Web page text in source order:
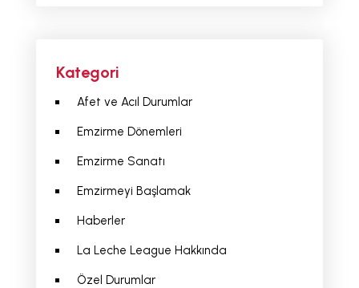
Kategori
Afet ve Acıl Durumlar
Emzirme Dönemleri
Emzirme Sanatı
Emzirmeyi Başlamak
Haberler
La Leche League Hakkında
Özel Durumlar